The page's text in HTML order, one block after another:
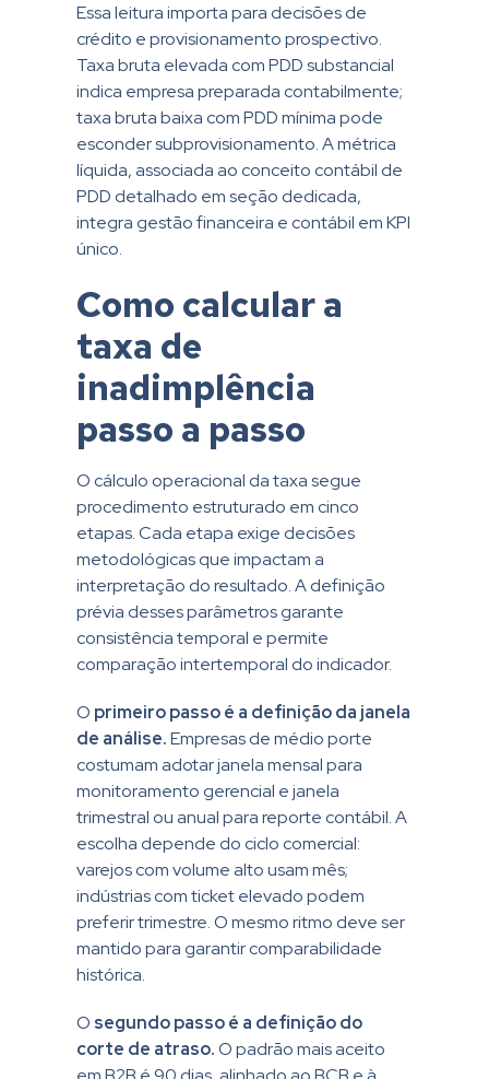
Essa leitura importa para decisões de
crédito e provisionamento prospectivo.
Taxa bruta elevada com PDD substancial
indica empresa preparada contabilmente;
taxa bruta baixa com PDD mínima pode
esconder subprovisionamento. A métrica
líquida, associada ao conceito contábil de
PDD detalhado em seção dedicada,
integra gestão financeira e contábil em KPI
único.
Como calcular a
taxa de
inadimplência
passo a passo
O cálculo operacional da taxa segue
procedimento estruturado em cinco
etapas. Cada etapa exige decisões
metodológicas que impactam a
interpretação do resultado. A definição
prévia desses parâmetros garante
consistência temporal e permite
comparação intertemporal do indicador.
O primeiro passo é a definição da janela
de análise.Empresas de médio porte
costumam adotar janela mensal para
monitoramento gerencial e janela
trimestral ou anual para reporte contábil. A
escolha depende do ciclo comercial:
varejos com volume alto usam mês;
indústrias com ticket elevado podem
preferir trimestre. O mesmo ritmo deve ser
mantido para garantir comparabilidade
histórica.
O segundo passo é a definição do
corte de atraso.O padrão mais aceito